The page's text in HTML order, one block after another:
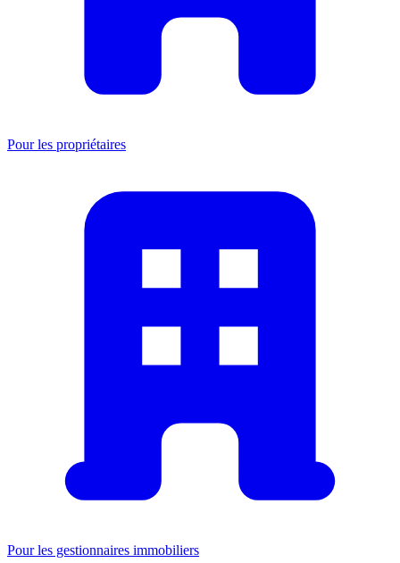
Pour les propriétaires
Pour les gestionnaires immobiliers